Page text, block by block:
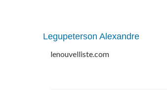
Legupeterson Alexandre
lenouvelliste.com